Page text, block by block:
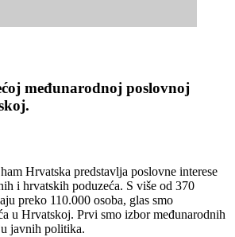
međunarodnoj poslovnoj
Hrvatska predstavlja poslovne interese
i hrvatskih poduzeća. S više od 370
preko 110.000 osoba, glas smo
u Hrvatskoj. Prvi smo izbor međunarodnih
javnih politika.